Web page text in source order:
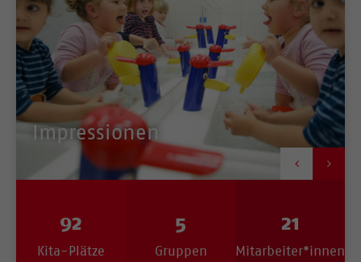
 
Impressionen
92
Kita-Plätze
5
Gruppen
21
Mitarbeiter*innen